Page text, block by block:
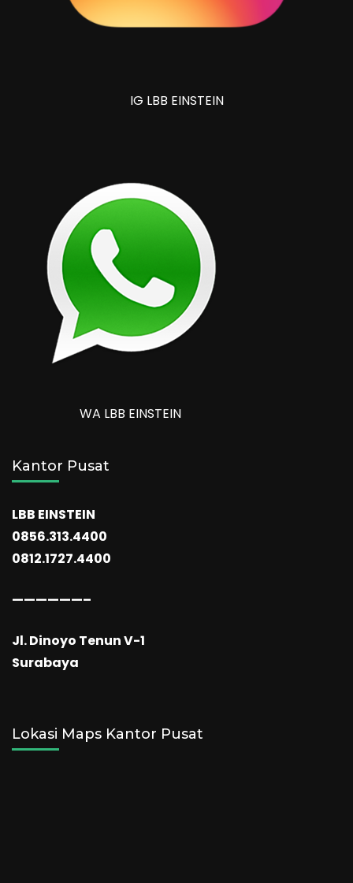
IG LBB EINSTEIN
WA LBB EINSTEIN
Kantor Pusat
LBB EINSTEIN
0856.313.4400
0812.1727.4400
——————–
Jl. Dinoyo Tenun V-1
Surabaya
Lokasi Maps Kantor Pusat